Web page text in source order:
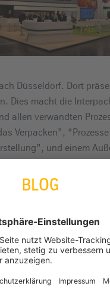
Düsseldorf. Dort
Dies macht die
allen verwandten
Verpacken”,
und einem
und